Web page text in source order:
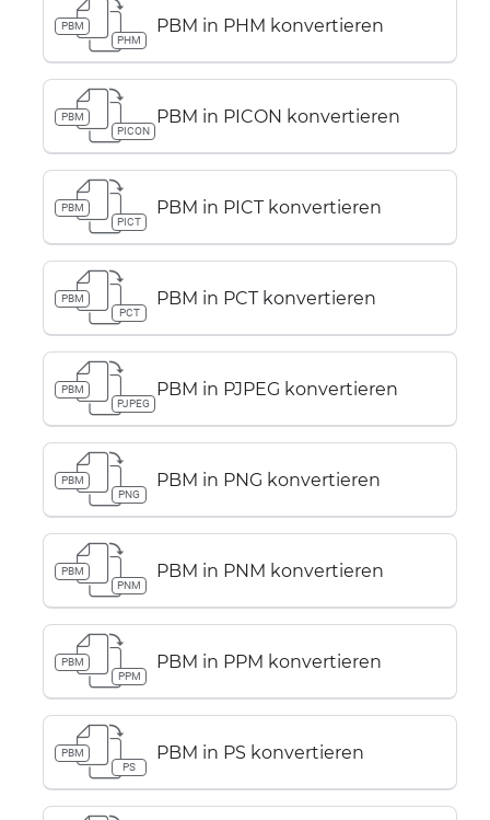
PBM
PHM
PBM in PHM konvertieren
PBM
PICON
PBM in PICON konvertieren
PBM
PICT
PBM in PICT konvertieren
PBM
PCT
PBM in PCT konvertieren
PBM
PJPEG
PBM in PJPEG konvertieren
PBM
PNG
PBM in PNG konvertieren
PBM
PNM
PBM in PNM konvertieren
PBM
PPM
PBM in PPM konvertieren
PBM
PS
PBM in PS konvertieren